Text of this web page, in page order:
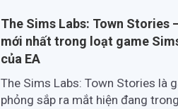
The Sims Labs: Town Stories
mới nhất trong loạt game
của EA
The Sims Labs: Town Stories là
phỏng sắp ra mắt hiện đang